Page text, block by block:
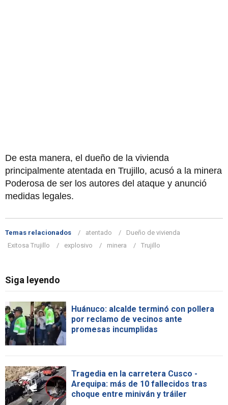
De esta manera, el dueño de la vivienda
principalmente atentada en Trujillo, acusó a la minera
Poderosa de ser los autores del ataque y anunció
medidas legales.
Temas relacionados atentado
Dueño de vivienda
Exitosa Trujillo
explosivo minera Trujillo
Siga leyendo
Huánuco: alcalde terminó con pollera
por reclamo de vecinos ante
promesas incumplidas
Tragedia en la carretera Cusco -
Arequipa: más de 10 fallecidos tras
choque entre miniván y tráiler